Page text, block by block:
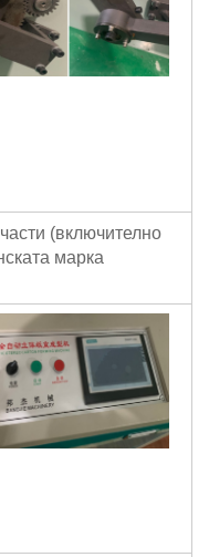
(включително
марка